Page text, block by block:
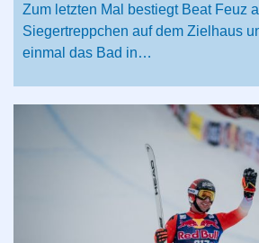
Zum letzten Mal bestiegt Beat Feuz
Siegertreppchen auf dem Zielhaus
einmal das Bad in…